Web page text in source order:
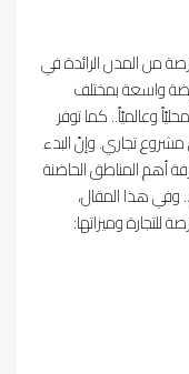
2025 حيث تعد بورصة من المدن الرائدة في
واسعة بمختلف
وعالميّاً.. كما توفر
مشروع تجاري. وإنّ البدء
أهم المناطق الحاضنة
وفي هذا المقال،
وميزاتها: